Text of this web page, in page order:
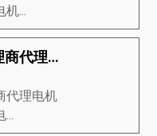
机...
茵梦达电机代理商代理电机的优势
代理电机
...